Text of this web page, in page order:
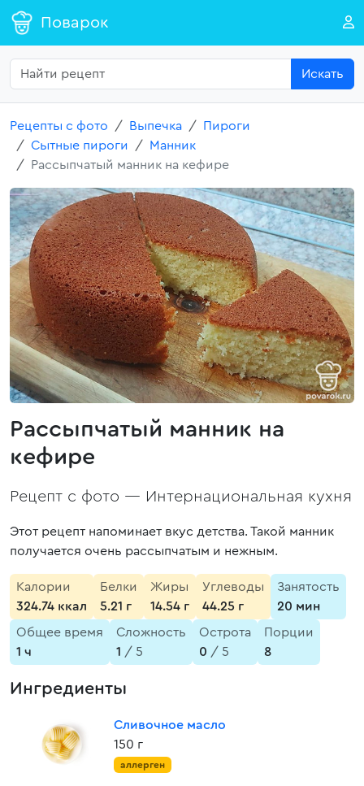
Поварок
Искать
Рецепты с фото Выпечка
Пироги
Сытные пироги
Манник
Рассыпчатый манник на кефире
Рассыпчатый манник на
кефире
Рецепт с фото — Интернациональная кухня
Этот рецепт напоминает вкус детства. Такой манник
получается очень рассыпчатым и нежным.
Калории
324.74 ккал
Белки
5.21 г
Жиры
14.54 г
Углеводы
44.25 г
Занятость
20 мин
Общее время
1 ч
Сложность
1 / 5
Острота
0 / 5
Порции
8
Ингредиенты
Сливочное масло
150 г
аллерген